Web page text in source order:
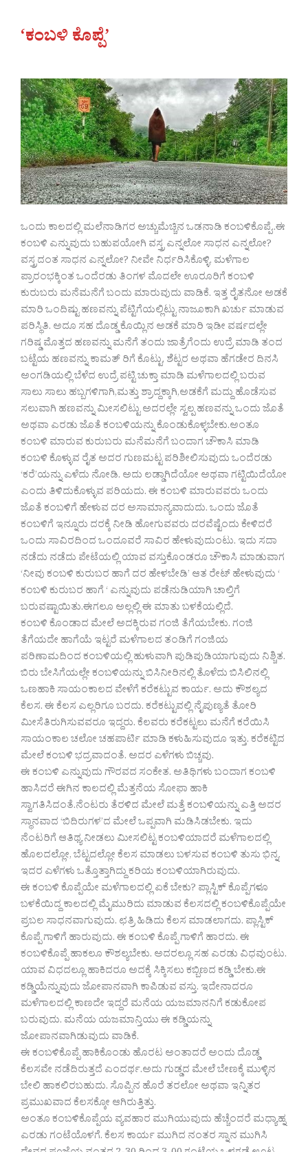
‘ಕಂಬಳಿ ಕೊಪ್ಪೆ’
ಒಂದು ಕಾಲದಲ್ಲಿ ಮಲೆನಾಡಿಗರ ಅಚ್ಚುಮೆಚ್ಚಿನ ಒಡನಾಡಿ ಕಂಬಳಿಕೊಪ್ಪೆ..ಈ
ಕಂಬಳಿ ಎನ್ನುವುದು ಬಹುಪಯೋಗಿ ವಸ್ತ್ರ ಎನ್ನಲೋ ಸಾಧನ ಎನ್ನಲೋ?
ವಸ್ತ್ರದಂತ ಸಾಧನ ಎನ್ನಲೋ? ನೀವೇ ನಿರ್ಧರಿಸಿಕೊಳ್ಳಿ. ಮಳೆಗಾಲ
ಪ್ರಾರಂಭಕ್ಕಿಂತ ಒಂದೆರಡು ತಿಂಗಳ‌ ಮೊದಲೇ ಊರೂರಿಗೆ ಕಂಬಳಿ
ಕುರುಬರು ಮನೆಮನೆಗೆ ಬಂದು‌ ಮಾರುವುದು ವಾಡಿಕೆ. ಇತ್ತ ರೈತನೋ ಅಡಕೆ
ಮಾರಿ ಒಂದಿಷ್ಟು ಹಣವನ್ನು ಪೆಟ್ಟಿಗೆಯಲ್ಲಿಟ್ಟು ನಾಜೂಕಾಗಿ ಖರ್ಚು‌ ಮಾಡುವ
ಪರಿಸ್ಥಿತಿ. ಅದೂ ಸಹ ದೊಡ್ಡ ಕೊಯ್ಲಿನ ಅಡಕೆ ಮಾರಿ ಇಡೀ ವರ್ಷದಲ್ಲೇ
ಗರಿಷ್ಡ ಮೊತ್ತದ ಹಣವನ್ನು ಮನೆಗೆ ತಂದು ಜಾತ್ರೆಗೆಂದು ಉದ್ರೆ ಮಾಡಿ ತಂದ
ಬಟ್ಟೆಯ ಹಣವನ್ನು ಕಾಮತ್ ರಿಗೆ ಕೊಟ್ಟು, ಶೆಟ್ಟರ ಅಥವಾ ಹೆಗಡೇರ ದಿನಸಿ
ಅಂಗಡಿಯಲ್ಲಿ ಬೆಳೆದ ಉದ್ರೆ ಪಟ್ಟಿ ಚುಕ್ತಾ ಮಾಡಿ ಮಳೆಗಾಲದಲ್ಲಿ ಬರುವ
ಸಾಲು ಸಾಲು ಹಬ್ಬಗಳಿಗಾಗಿ,ಮತ್ತು ಶ್ರಾದ್ದಕ್ಕಾಗಿ,ಅಡಕೆಗೆ ಮದ್ದು ಹೊಡೆಸುವ
ಸಲುವಾಗಿ ಹಣವನ್ನು ಮೀಸಲಿಟ್ಟು ಅದರಲ್ಲೇ ಸ್ವಲ್ಪ ಹಣವನ್ನು ಒಂದು ಜೊತೆ
ಅಥವಾ ಎರಡು ಜೊತೆ ಕಂಬಳಿಯನ್ನು‌ ಕೊಂಡುಕೊಳ್ಳಬೇಕು.ಅಂತೂ
ಕಂಬಳಿ‌ ಮಾರುವ ಕುರುಬರು ಮನೆಮನೆಗೆ ಬಂದಾಗ ಚೌಕಾಸಿ ಮಾಡಿ
ಕಂಬಳಿ ಕೊಳ್ಳುವ ರೈತ ಅದರ ಗುಣಮಟ್ಟ ಪರಿಶೀಲಿಸುವುದು ಒಂದೆರಡು
‘ಕರೆ’ಯನ್ನು ಎಳೆದು ನೋಡಿ. ಅದು ಲಡ್ಡಾಗಿದೆಯೋ ಅಥವಾ ಗಟ್ಟಿಯಿದೆಯೋ
ಎಂದು ತಿಳಿದುಕೊಳ್ಳುವ ಪರಿಯದು. ಈ ಕಂಬಳಿ ಮಾರುವವರು ಒಂದು
ಜೊತೆ ಕಂಬಳಿಗೆ ಹೇಳುವ ದರ ಅಸಾಮಾನ್ಯವಾದುದು. ಒಂದು ಜೊತೆ
ಕಂಬಳಿಗೆ ಇನ್ನೂರು ದರಕ್ಕೆ ನೀಡಿ ಹೋಗುವವರು ದರವೆಷ್ಟೆಂದು ಕೇಳಿದರೆ
ಒಂದು ಸಾವಿರದಿಂದ ಒಂದೂವರೆ ಸಾವಿರ ಹೇಳುವುದುಂಟು. ಇದು ಸದಾ
ನಡೆದು ನಡೆದು ಪೇಟೆಯಲ್ಲಿ ಯಾವ ವಸ್ತುಕೊಂಡರೂ ಚೌಕಾಸಿ‌ ಮಾಡುವಾಗ
‘ನೀವು ಕಂಬಳಿ ಕುರುಬರ ಹಾಗೆ ದರ ಹೇಳಬೇಡಿ’ ಆತ ರೇಟ್ ಹೇಳುವುದು ‘
ಕಂಬಳಿ ಕುರುಬರ ಹಾಗೆ ‘ ಎನ್ನುವುದು ಪಡೆನುಡಿಯಾಗಿ ಚಾಲ್ತಿಗೆ
ಬರುವಷ್ಟಾಯಿತು.ಈಗಲೂ ಅಲ್ಲಲ್ಲಿ ಈ ಮಾತು ಬಳಕೆಯಲ್ಲಿದೆ.
ಕಂಬಳಿ ಕೊಂಡಾದ ಮೇಲೆ ಅದಕ್ಕಿರುವ ಗಂಜಿ ತೆಗೆಯಬೇಕು. ಗಂಜಿ
ತೆಗೆಯದೇ ಹಾಗೆಯೆ ಇಟ್ಟರೆ ಮಳೆಗಾಲದ ತಂಡಿಗೆ ಗಂಜಿಯ
ಪರಿಣಾಮದಿಂದ ಕಂಬಳಿಯಲ್ಲಿ ಹುಳುವಾಗಿ ಪುಡಿಪುಡಿಯಾಗುವುದು ನಿಶ್ಚಿತ.
ಬಿರು ಬೇಸಿಗೆಯಲ್ಲೇ ಕಂಬಳಿಯನ್ನು ಬಿಸಿನೀರಿನಲ್ಲಿ ತೊಳೆದು ಬಿಸಿಲಿನಲ್ಲಿ
ಒಣಹಾಕಿ ಸಾಯಂಕಾಲದ ವೇಳೆಗೆ ಕರೆಕಟ್ಟುವ ಕಾರ್ಯ. ಅದು ಕೌಶಲ್ಯದ
ಕೆಲಸ. ಈ ಕೆಲಸ ಎಲ್ಲರಿಗೂ ಬರದು. ಕರೆಕಟ್ಟುವಲ್ಲಿ ನೈಪುಣ್ಯತೆ ತೋರಿ
ಮೀಸೆತಿರುಗಿಸುವವರೂ ಇದ್ದರು. ಕೆಲವರು ಕರೆಕಟ್ಟಲು ಮನೆಗೆ ಕರೆಯಿಸಿ
ಸಾಯಂಕಾಲ ಚಲೋ ಚಹಪಾರ್ಟಿ ಮಾಡಿ ಕಳುಹಿಸುವುದೂ ಇತ್ತು. ಕರೆಕಟ್ಟಿದ
ಮೇಲೆ ಕಂಬಳಿ ಭದ್ರವಾದಂತೆ. ಅದರ ಎಳೆಗಳು ಬಿಚ್ಚವು.
ಈ ಕಂಬಳಿ ಎನ್ನುವುದು ಗೌರವದ ಸಂಕೇತ. ಅತಿಥಿಗಳು ಬಂದಾಗ ಕಂಬಳಿ
ಹಾಸಿದರೆ ಈಗಿನ ಕಾಲದಲ್ಲಿ ಮೆತ್ತನೆಯ ಸೋಫಾ ಹಾಕಿ
ಸ್ವಾಗತಿಸಿದಂತೆ.ನೆಂಟರು ತೆರಳಿದ ಮೇಲೆ ಮತ್ತೆ ಕಂಬಳಿಯನ್ನು ಎತ್ತಿ ಅದರ
ಸ್ಥಾನವಾದ ‘ಬಿದಿರುಗಳ’ದ ಮೇಲೆ ಒಪ್ಪವಾಗಿ‌ ಮಡಿಸಿಡಬೇಕು. ಇದು
ನೆಂಟರಿಗೆ ಆತಿಥ್ಯ ನೀಡಲು ಮೀಸಲಿಟ್ಟ ಕಂಬಳಿಯಾದರೆ ಮಳೆಗಾಲದಲ್ಲಿ
ಹೊಲದಲ್ಲೋ, ಬೆಟ್ಟದಲ್ಲೋ ಕೆಲಸ ಮಾಡಲು ಬಳಸುವ ಕಂಬಳಿ ತುಸು ಭಿನ್ನ.
ಇದರ ಎಳೆಗಳು ಒತ್ತೊತ್ತಾಗಿದ್ದು ಕರಿಯ ಕಂಬಳಿಯಾಗಿರುವುದು.
ಈ ಕಂಬಳಿ ಕೊಪ್ಪೆಯೇ ಮಳೆಗಾಲದಲ್ಲಿ ಏಕೆ ಬೇಕು? ಪ್ಲಾಸ್ಟಿಕ್ ಕೊಪ್ಪೆಗಳೂ
ಬಳಕೆಯಿದ್ದ ಕಾಲದಲ್ಲಿ ಮೈಮುರಿದು ಮಾಡುವ ಕೆಲಸದಲ್ಲಿ ಕಂಬಳಿಕೊಪ್ಪೆಯೇ
ಪ್ರಬಲ ಸಾಧನವಾಗುವುದು. ಛತ್ರಿ ಹಿಡಿದು ಕೆಲಸ ಮಾಡಲಾಗದು. ಪ್ಲಾಸ್ಟಿಕ್
ಕೊಪ್ಪೆ ಗಾಳಿಗೆ ಹಾರುವುದು. ಈ ಕಂಬಳಿ ಕೊಪ್ಪೆ ಗಾಳಿಗೆ ಹಾರದು. ಈ
ಕಂಬಳಿಕೊಪ್ಪೆ ಹಾಕಲೂ ಕೌಶಲ್ಯಬೇಕು. ಅದರಲ್ಲೂ ಸಹ ಎರಡು ವಿಧವುಂಟು.
ಯಾವ ವಿಧದಲ್ಲೂ ಹಾಕಿದರೂ ಅದಕ್ಕೆ ಸಿಕ್ಕಿಸಲು ಕಬ್ಬಿಣದ ಕಡ್ಡಿ ಬೇಕು.ಈ
ಕಡ್ಡಿಯೆನ್ನುವುದು ಜೋಪಾನವಾಗಿ ಕಾಪಿಡುವ ವಸ್ತು. ಇದೇನಾದರೂ
ಮಳೆಗಾಲದಲ್ಲಿ ಕಾಣದೇ ಇದ್ದರೆ ಮನೆಯ ಯಜಮಾನನಿಗೆ ಕಡುಕೋಪ
ಬರುವುದು. ಮನೆಯ ಯಜಮಾನ್ತಿಯು ಈ ಕಡ್ಡಿಯನ್ನು
ಜೋಪಾನವಾಗಿಡುವುದು ವಾಡಿಕೆ.
ಈ ಕಂಬಳಿಕೊಪ್ಪೆ ಹಾಕಿಕೊಂಡು ಹೊರಟ ಅಂತಾದರೆ ಅಂದು ದೊಡ್ಡ
ಕೆಲಸವೇ ನಡೆದಿರುತ್ತದೆ ಎಂದರ್ಥ.ಅದು ಗುಡ್ಡದ ಮೇಲೆ ಬೇಣಕ್ಕೆ ಮುಳ್ಳಿನ
ಬೇಲಿ ಹಾಕಲಿರಬಹುದು. ಸೊಪ್ಪಿನ ಹೊರೆ ತರಲೋ ಅಥವಾ ಇನ್ನಿತರ
ಪ್ರಮುಖವಾದ ಕೆಲಸಕ್ಕೋ ಆಗಿರುತ್ತಿತ್ತು.
ಅಂತೂ ಕಂಬಳಿಕೊಪ್ಪೆಯ ವ್ಯವಹಾರ ಮುಗಿಯುವುದು ಹೆಚ್ಚೆಂದರೆ ಮಧ್ಯಾಹ್ನ
ಎರಡು ಗಂಟೆಯೊಳಗೆ. ಕೆಲಸ ಕಾರ್ಯ ಮುಗಿದ ನಂತರ ಸ್ನಾನ‌ ಮುಗಿಸಿ